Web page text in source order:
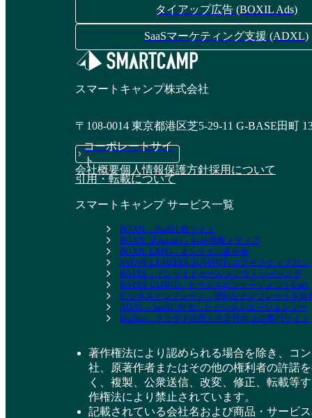
タイアップ広告 (BOXIL Ads)
SaaSマーケティング支援 (ADXL)
スマートキャンプ株式会社
〒108-0014 東京都港区芝5-29-11 G-BASE田町
コーポレートサイ
ト
会社概要個人情報保護方針採用について
引用・転載について
スマートキャンプ サービス一覧
BOXIL - SaaS比較サイト
BOXIL Magazine - SaaS情報メディア
BOXIL EXPO - オンライン展示会
JAPAN LEADERS SUMMIT- エグゼクティブカン
BALES - インサイドセールスアウトソーシング
BALES CLOUD - セールスエンゲージメントSaaS
ビジネステンプレート - 便利なテンプレートを無
ADXL - SaaSに特化したデジタルエージェンシー
BizHint - クラウド活用と生産性向上の専門サイト
著作権法により認められる場合を除き、コ
社、原著作者またはその他の権利者の許諾
く、複製、公衆送信、改変、修正、転載等
作権法により禁止されています。
記載されている会社名および商品・サービ